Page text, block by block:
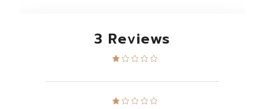
3 Reviews